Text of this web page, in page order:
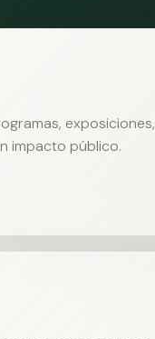
exposiciones,
impacto público.